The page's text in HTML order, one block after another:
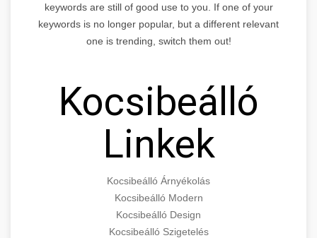
keywords are still of good use to you. If one of your
keywords is no longer popular, but a different relevant
one is trending, switch them out!
Kocsibeálló
Linkek
Kocsibeálló Árnyékolás
Kocsibeálló Modern
Kocsibeálló Design
Kocsibeálló Szigetelés